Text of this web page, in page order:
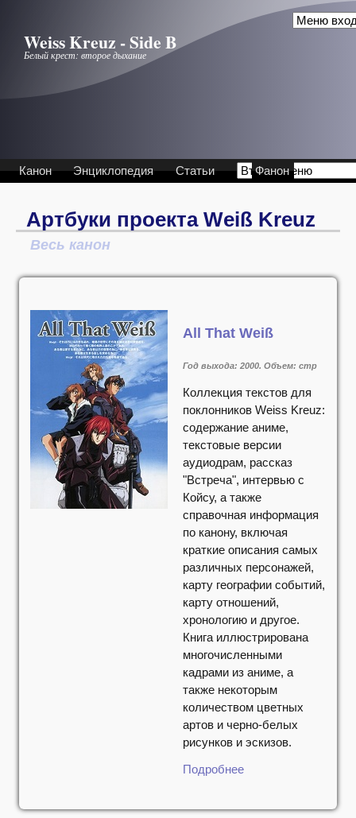
Weiss Kreuz - Side B
Белый крест: второе дыхание
Канон Энциклопедия Статьи Фанон
Артбуки проекта Weiß Kreuz
Весь канон
All That Weiß
Год выхода: 2000. Объем: стр
Коллекция текстов для
поклонников Weiss Kreuz:
содержание аниме,
текстовые версии
аудиодрам, рассказ
"Встреча", интервью с
Койсу, а также
справочная информация
по канону, включая
краткие описания самых
различных персонажей,
карту географии событий,
карту отношений,
хронологию и другое.
Книга иллюстрирована
многочисленными
кадрами из аниме, а
также некоторым
количеством цветных
артов и черно-белых
рисунков и эскизов.
Подробнее